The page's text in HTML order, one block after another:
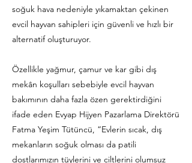
soğuk hava nedeniyle yıkamaktan çekinen
evcil hayvan sahipleri için güvenli ve hızlı bir
alternatif oluşturuyor.
Özellikle yağmur, çamur ve kar gibi dış
mekân koşulları sebebiyle evcil hayvan
bakımının daha fazla özen gerektirdiğini
ifade eden Evyap Hijyen Pazarlama Direktörü
Fatma Yeşim Tütüncü, “Evlerin sıcak, dış
mekanların soğuk olması da patili
dostlarımızın tüylerini ve ciltlerini olumsuz